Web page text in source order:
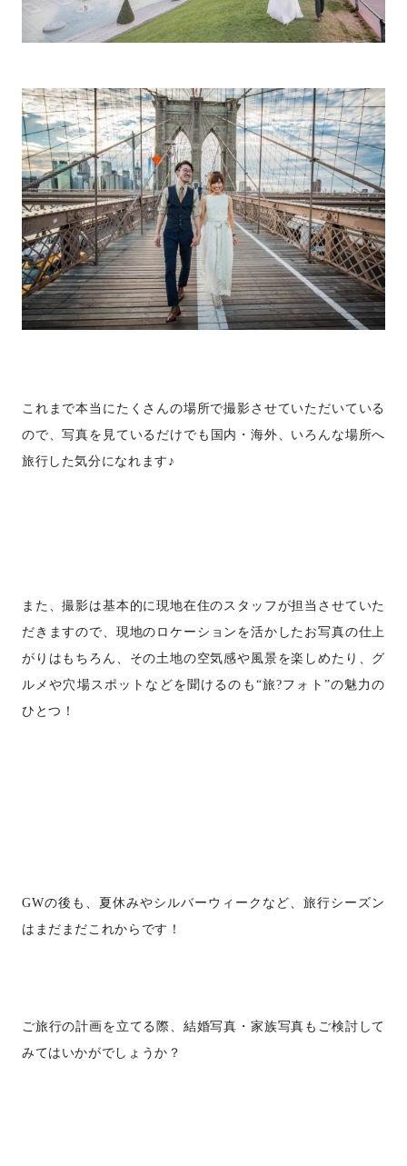
これまで本当にたくさんの場所で撮影させていただいている
ので、写真を見ているだけでも 国内・海外、いろんな場所へ
旅行した気分になれます♪
また、撮影は基本的に現地在住のスタッフが担当させていた
だきますので、 現地のロケーションを活かしたお写真の仕上
がりはもちろん、その土地の空気感や風景を楽しめたり、グ
ルメや穴場スポットなどを聞けるのも“旅?フォト”の魅力の
ひとつ！
GWの後も、夏休みやシルバーウィークなど、旅行シーズン
はまだまだこれからです！
ご旅行の計画を立てる際、結婚写真・家族写真もご検討して
みてはいかがでしょうか？